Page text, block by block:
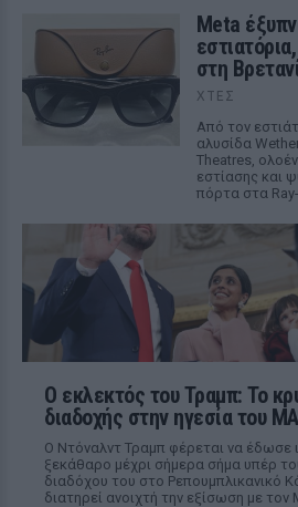
Meta
στη
ΧΤΕΣ
Από τον
αλυσίδα
Theatres,
εστίασης και
πόρτα στα
Ο εκλεκτός του Τραμπ: Το
διαδοχής στην ηγεσία του
Ο Ντόναλντ Τραμπ φέρεται να έδωσε
ξεκάθαρο μέχρι σήμερα σήμα υπέρ
διαδόχου του στο Ρεπουμπλικανικό
διατηρεί ανοιχτή την εξίσωση με